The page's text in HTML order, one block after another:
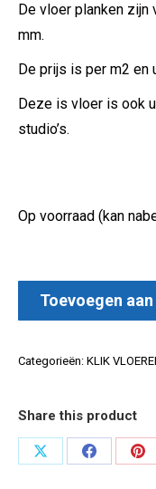
De vloer planken zijn
mm.
De prijs is per m2 en
Deze is vloer is ook
studio’s.
Op voorraad (kan
Toevoegen
Categorieën: KLIK
Share this product
Deel
Deel